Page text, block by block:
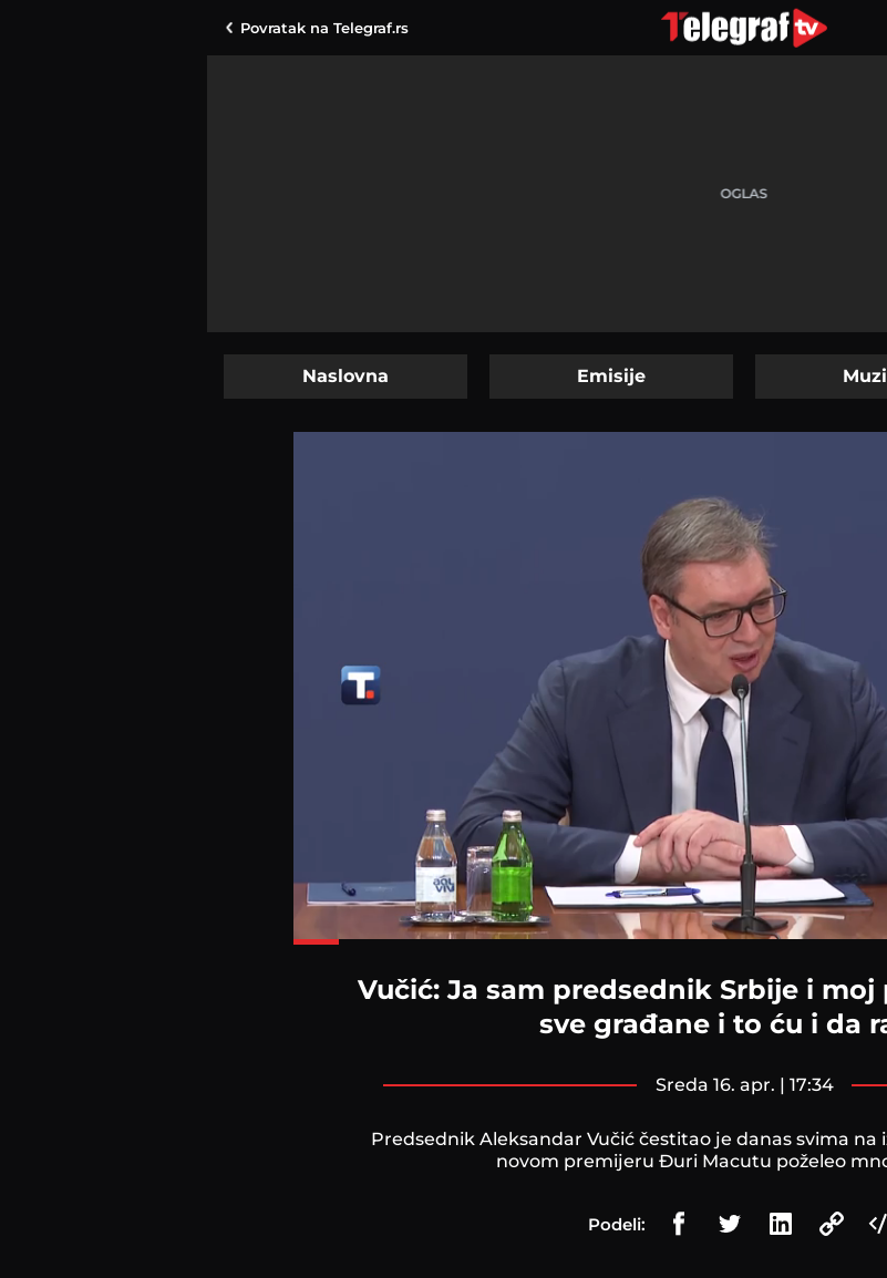
Povratak na Telegraf.rs
Naslovna Emisije
Vučić: Ja sam predsednik Srbije i
sve građane i to ću i da
sreda 16. apr. | 17:34
Predsednik Aleksandar Vučić čestitao je danas svima na
novom premijeru Đuri Macutu poželeo
Podeli: